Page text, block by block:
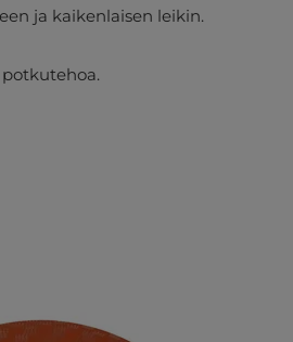
ja kaikenlaisen leikin.